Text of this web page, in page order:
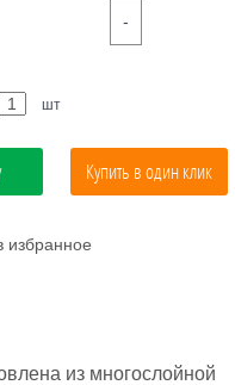
-
шт
Купить в один клик
избранное
из многослойной